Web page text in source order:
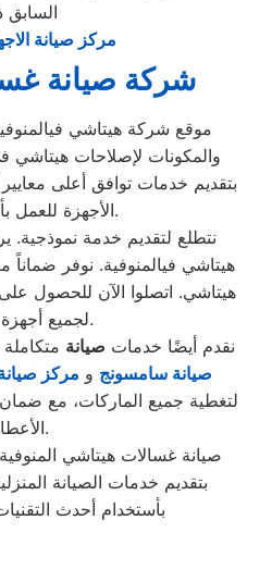
السابق
مركز صيانة
شركة صيانة
والمكونات لإصلاحات
بتقديم خدمات توافق أعلى
الأجهزة للعمل بأقصى كفاءة.
نتطلع لتقديم خدمة نموذجية.
هيتاشي فيالمنوفية. نوفر
هيتاشي. اتصلوا الآن للحصول
لجميع أجهزة هيتاشي.
نقدم أيضًا خدمات صيانة
صيانة سامسونج و مركز
لتغطية جميع الماركات، مع
الأعطال.
صيانة غسالات هيتاشي
بتقديم خدمات الصيانة
بأستخدام أحدث